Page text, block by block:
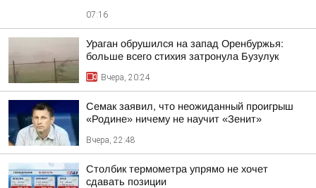
07:16
Ураган обрушился на запад Оренбуржья:
больше всего стихия затронула Бузулук
Вчера, 20:24
Семак заявил, что неожиданный проигрыш
«Родине» ничему не научит «Зенит»
Вчера, 22:48
Столбик термометра упрямо не хочет
сдавать позиции